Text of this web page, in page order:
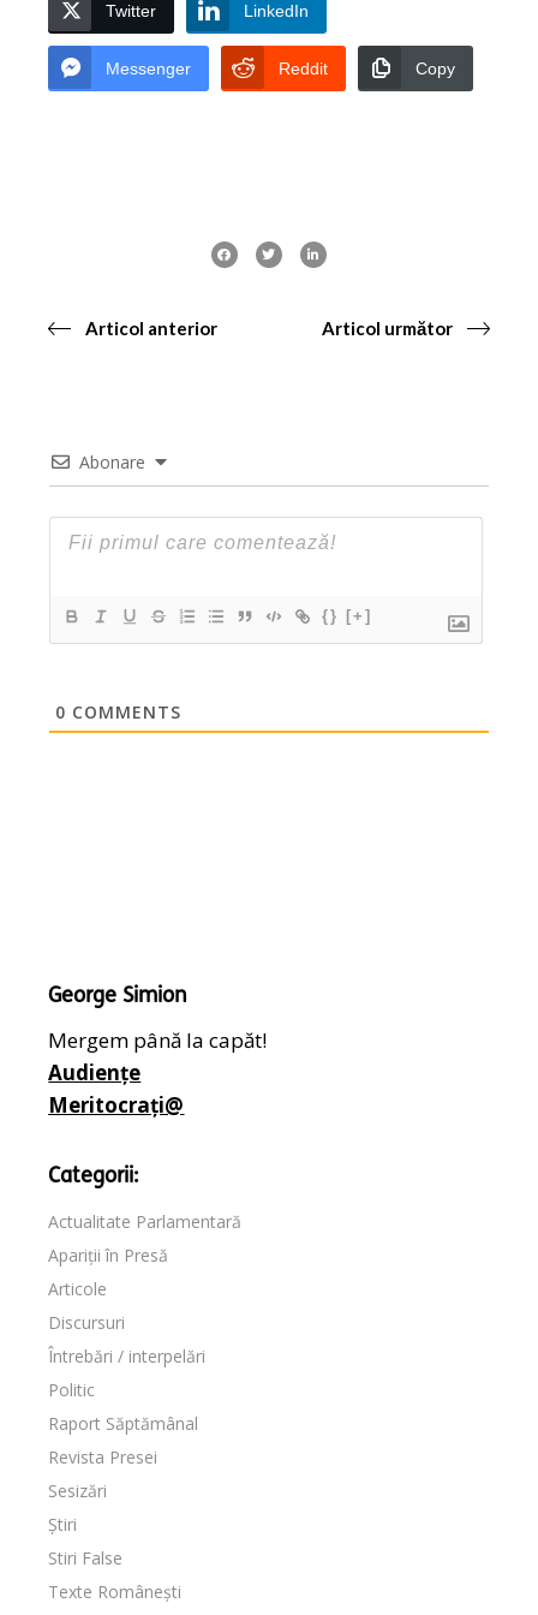
Twitter LinkedIn
Messenger Reddit Copy
Articol anterior Articol următor
Abonare
{} [+]
0 COMMENTS
George Simion
Mergem până la capăt!
Audiențe
Meritocrați@
Categorii:
Actualitate Parlamentară
Apariții în Presă
Articole
Discursuri
Întrebări / interpelări
Politic
Raport Săptămânal
Revista Presei
Sesizări
Știri
Stiri False
Texte Românești